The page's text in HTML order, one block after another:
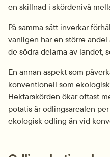
en skillnad i skördenivå
På samma sätt inverkar
vanligen har en större
de södra delarna av landet,
En annan aspekt som
konventionell som
Hektarskörden ökar oftast
potatis är odlingsarealen
ekologisk odling än vid